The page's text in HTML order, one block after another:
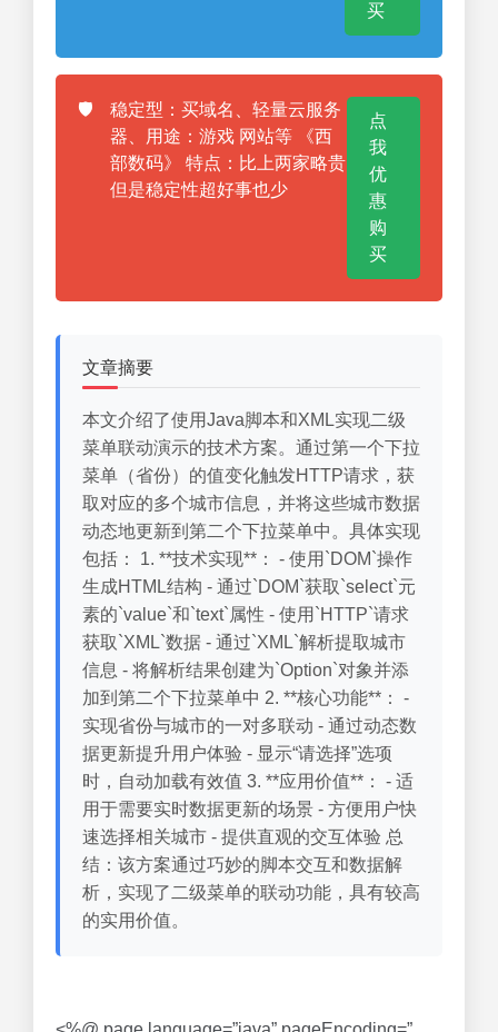
买
🛡️
稳定型：买域名、轻量云服务
器、用途：游戏 网站等 《西
部数码》 特点：比上两家略贵
但是稳定性超好事也少
点
我
优
惠
购
买
文章摘要
本文介绍了使用Java脚本和XML实现二级
菜单联动演示的技术方案。通过第一个下拉
菜单（省份）的值变化触发HTTP请求，获
取对应的多个城市信息，并将这些城市数据
动态地更新到第二个下拉菜单中。具体实现
包括： 1. **技术实现**： - 使用`DOM`操作
生成HTML结构 - 通过`DOM`获取`select`元
素的`value`和`text`属性 - 使用`HTTP`请求
获取`XML`数据 - 通过`XML`解析提取城市
信息 - 将解析结果创建为`Option`对象并添
加到第二个下拉菜单中 2. **核心功能**： -
实现省份与城市的一对多联动 - 通过动态数
据更新提升用户体验 - 显示“请选择”选项
时，自动加载有效值 3. **应用价值**： - 适
用于需要实时数据更新的场景 - 方便用户快
速选择相关城市 - 提供直观的交互体验 总
结：该方案通过巧妙的脚本交互和数据解
析，实现了二级菜单的联动功能，具有较高
的实用价值。